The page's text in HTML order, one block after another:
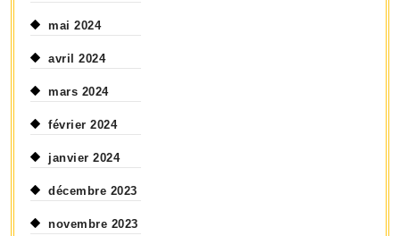
mai 2024
avril 2024
mars 2024
février 2024
janvier 2024
décembre 2023
novembre 2023